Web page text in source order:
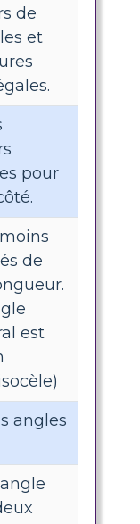
de
et
pour
de
est
angles